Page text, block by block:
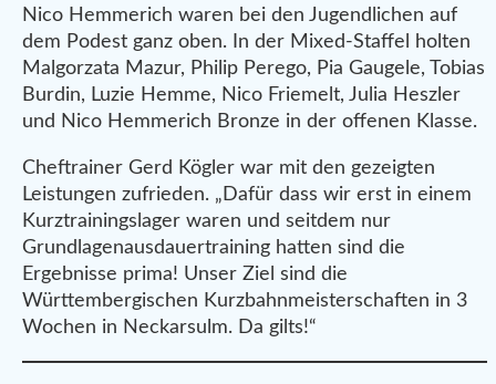
Nico Hemmerich waren bei den Jugendlichen auf
dem Podest ganz oben. In der Mixed-Staffel holten
Malgorzata Mazur, Philip Perego, Pia Gaugele, Tobias
Burdin, Luzie Hemme, Nico Friemelt, Julia Heszler
und Nico Hemmerich Bronze in der offenen Klasse.
Cheftrainer Gerd Kögler war mit den gezeigten
Leistungen zufrieden. „Dafür dass wir erst in einem
Kurztrainingslager waren und seitdem nur
Grundlagenausdauertraining hatten sind die
Ergebnisse prima! Unser Ziel sind die
Württembergischen Kurzbahnmeisterschaften in 3
Wochen in Neckarsulm. Da gilts!“